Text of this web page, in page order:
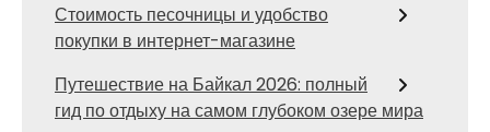
Стоимость песочницы и удобство
покупки в интернет-магазине
Путешествие на Байкал 2026: полный
гид по отдыху на самом глубоком озере мира